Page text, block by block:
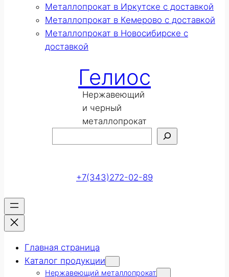
Металлопрокат в Иркутске с доставкой
Металлопрокат в Кемерово с доставкой
Металлопрокат в Новосибирске с
доставкой
Гелиос
Нержавеющий
и черный
металлопрокат
+7(343)272-02-89
Главная страница
Каталог продукции
Нержавеющий металлопрокат